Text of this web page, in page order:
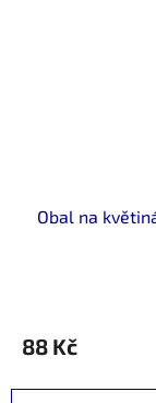
Obal na
88 Kč